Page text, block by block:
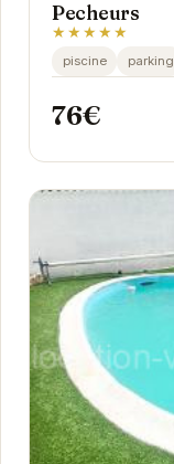
Pecheurs
★★★★★
piscine parking
76€